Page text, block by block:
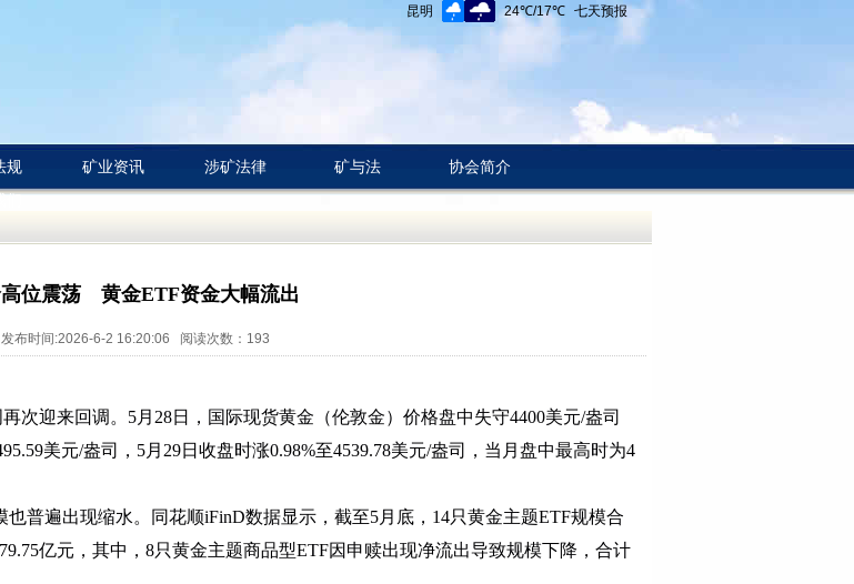
规 矿业资讯 涉矿法律 矿与法
协会简介
们
高位震荡 黄金ETF资金大幅流出
布时间:2026-6-2 16:20:06 阅读次数： 193
迎来回调。5月28日，国际现货黄金（伦敦金）价格盘中失守4400美元/盎司
美元/盎司，5月29日收盘时涨0.98%至4539.78美元/盎司，当月盘中最高时为4
遍出现缩水。同花顺iFinD数据显示，截至5月底，14只黄金主题ETF规模合
亿元，其中，8只黄金主题商品型ETF因申赎出现净流出导致规模下降，合计